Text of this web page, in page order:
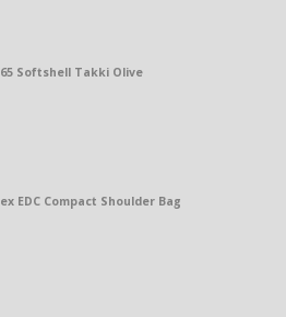
Softshell Takki Olive
EDC Compact Shoulder Bag